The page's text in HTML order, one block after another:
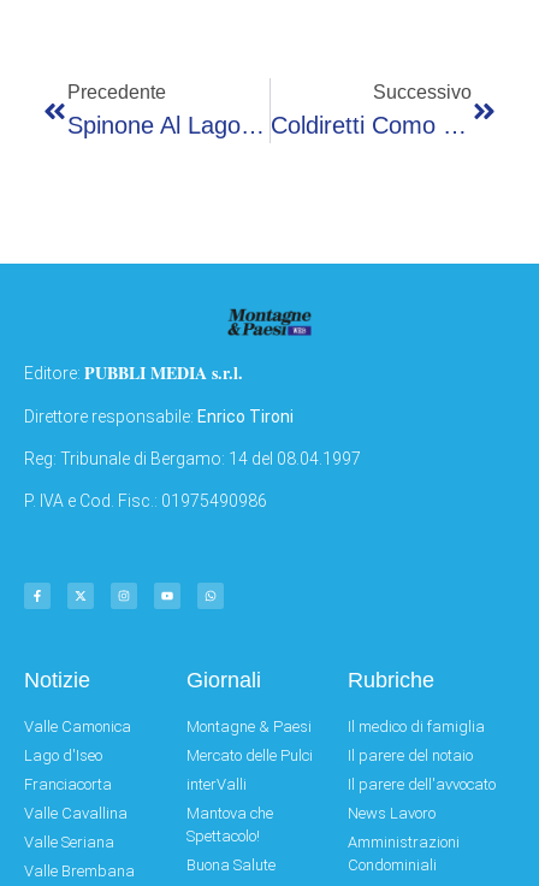
Precedente
Spinone Al Lago Celebra Il Patrono Con La 61^ Sagra Del Pesce E La Cena Del Santo Pescatore Per Il Restauro Della Parrocchia
Successivo
Coldiretti Como Lecco: Assemblea A Erba Approva I Bilanci E Definisce Le Sfide Future
Editore: PUBBLI MEDIA s.r.l.
Direttore responsabile: Enrico Tironi
Reg: Tribunale di Bergamo: 14 del 08.04.1997
P. IVA e Cod. Fisc.: 01975490986
Notizie
Valle Camonica
Lago d'Iseo
Franciacorta
Valle Cavallina
Valle Seriana
Valle Brembana
Giornali
Montagne & Paesi
Mercato delle Pulci
interValli
Mantova che
Spettacolo!
Buona Salute
Rubriche
Il medico di famiglia
Il parere del notaio
Il parere dell'avvocato
News Lavoro
Amministrazioni
Condominiali